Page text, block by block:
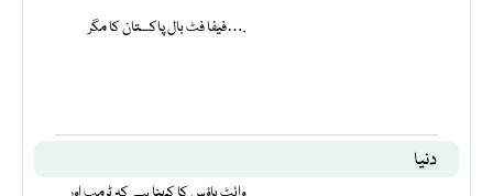
فیفا فٹ بال پاکستان کا مگر….
دنیا